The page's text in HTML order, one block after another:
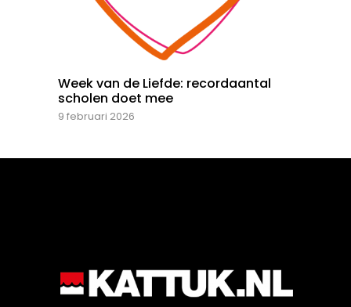
Week van de Liefde: recordaantal
scholen doet mee
9 februari 2026